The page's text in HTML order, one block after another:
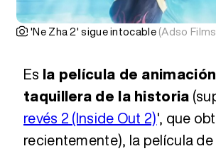
'Ne Zha 2' sigue intocable(Adso
Es la película de
taquillera de la historia
revés 2 (Inside Out 2)', que
recientemente), la película